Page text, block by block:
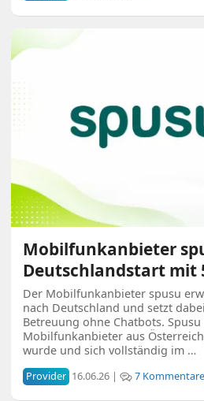
Mobilfunkanbieter
Deutschlandstart mit
Der Mobilfunkanbieter spusu
nach Deutschland und setzt
Betreuung ohne Chatbots. Spusu
Mobilfunkanbieter aus
wurde und sich vollständig im …
Provider 16.06.26 | 7 Kommentare